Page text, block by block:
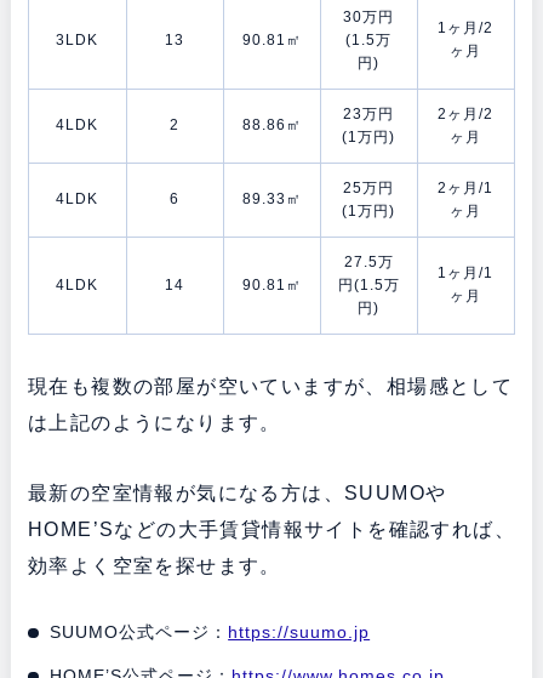
3LDK 13 90.81㎡
30万円
(1.5万
円)
1ヶ月/2
ヶ月
4LDK 2 88.86㎡
23万円
(1万円)
2ヶ月/2
ヶ月
4LDK 6 89.33㎡
25万円
(1万円)
2ヶ月/1
ヶ月
4LDK 14 90.81㎡
27.5万
円(1.5万
円)
1ヶ月/1
ヶ月
現在も複数の部屋が空いていますが、相場感として
は上記のようになります。
最新の空室情報が気になる方は、SUUMOや
HOME’Sなどの大手賃貸情報サイトを確認すれば、
効率よく空室を探せます。
SUUMO公式ページ： https://suumo.jp